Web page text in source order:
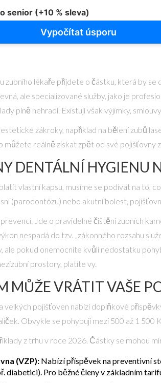
senior (+10 % sleva)
Vypočítat úsporu
zubního lékaře přijdete o částku, která by
ale specializované služby, jako je
plně nehradí. Existují však výjimky,
zákroky, například na bělení zubů
reálně získat zpět od své pojišťovny
DENTÁLNÍ HYGIENU
vlastní kapsu, musíme se podívat na to,
(parodontózu) nebo akutní bolest,
Jde o pravidelné čištění zubních
nespadá do tzv. „zákonného rozsahu
ale pokud onemocníte kvůli nedostatku
prostory, platíte vy.
MŮŽE VRÁTIT VAŠE
velkých pojišťoven nabízí doplňkové
Obvykle se pohybují mezi 500 až 1 500
z trhu v roce 2026. Částky se mohou
(VZP): Nabízí příspěvek na preventivní
diabetici). Pro běžné členy v základním